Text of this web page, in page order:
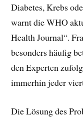
Diabetes, Krebs
warnt die WHO
Health Journal“.
besonders häufig
den Experten
immerhin jeder
Die Lösung des